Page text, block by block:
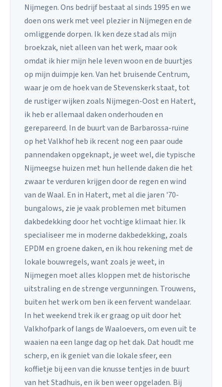
Nijmegen. Ons bedrijf bestaat al sinds 1995 en we
doen ons werk met veel plezier in Nijmegen en de
omliggende dorpen. Ik ken deze stad als mijn
broekzak, niet alleen van het werk, maar ook
omdat ik hier mijn hele leven woon en de buurtjes
op mijn duimpje ken. Van het bruisende Centrum,
waar je om de hoek van de Stevenskerk staat, tot
de rustiger wijken zoals Nijmegen-Oost en Hatert,
ik heb er allemaal daken onderhouden en
gerepareerd. In de buurt van de Barbarossa-ruïne
op het Valkhof heb ik recent nog een paar oude
pannendaken opgeknapt, je weet wel, die typische
Nijmeegse huizen met hun hellende daken die het
zwaar te verduren krijgen door de regen en wind
van de Waal. En in Hatert, met al die jaren '70-
bungalows, zie je vaak problemen met bitumen
dakbedekking door het vochtige klimaat hier. Ik
specialiseer me in moderne dakbedekking, zoals
EPDM en groene daken, en ik hou rekening met de
lokale bouwregels, want zoals je weet, in
Nijmegen moet alles kloppen met de historische
uitstraling en de strenge vergunningen. Trouwens,
buiten het werk om ben ik een fervent wandelaar.
In het weekend trek ik er graag op uit door het
Valkhofpark of langs de Waaloevers, om even uit te
waaien na een lange dag op het dak. Dat houdt me
scherp, en ik geniet van die lokale sfeer, een
koffietje bij een van die knusse tentjes in de buurt
van het Stadhuis, en ik ben weer opgeladen. Bij